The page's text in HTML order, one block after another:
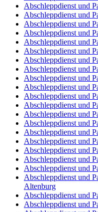
Abschleppdienst und
Abschleppdienst und
Abschleppdienst und
Abschleppdienst und
Abschleppdienst und
Abschleppdienst und
Abschleppdienst und
Abschleppdienst und
Abschleppdienst und
Abschleppdienst und
Abschleppdienst und
Abschleppdienst und
Abschleppdienst und
Abschleppdienst und
Abschleppdienst und
Abschleppdienst und
Abschleppdienst und
Abschleppdienst und
Abschleppdienst und
Abschleppdienst und
Altenburg
Abschleppdienst und
Abschleppdienst und